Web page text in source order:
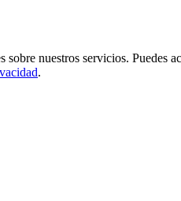
nuestros servicios. Puedes
.